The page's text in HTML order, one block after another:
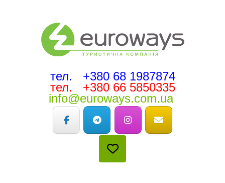
тел. +380 68 1987874
тел. +380 66 5850335
info@euroways.com.ua